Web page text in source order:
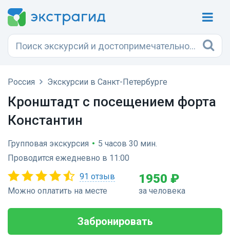
Россия Экскурсии в Санкт-Петербурге
Кронштадт с посещением форта
Константин
Групповая экскурсия • 5 часов 30 мин.
Проводится ежедневно в 11:00
91 отзыв
Можно оплатить на месте
1950 ₽
за человека
Забронировать